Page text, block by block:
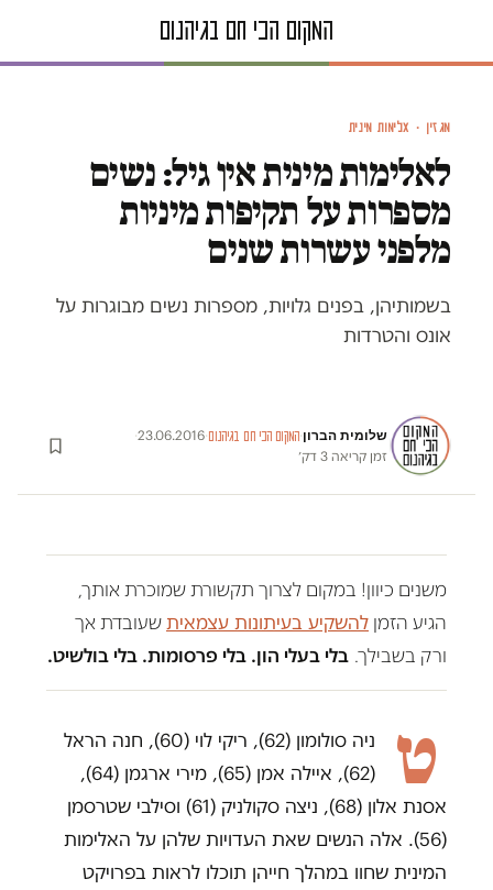
מגזין · אלימות מינית
לאלימות מינית אין גיל: נשים
מספרות על תקיפות מיניות
מלפני עשרות שנים
בשמותיהן, בפנים גלויות, מספרות נשים מבוגרות על
אונס והטרדות
שלומית הברון·המקום הכי חם בגיהנום·
23.06.2016
·
זמן קריאה 3 דק׳
משנים כיוון! במקום לצרוך תקשורת שמוכרת אותך,
הגיע הזמן להשקיע בעיתונות עצמאיתשעובדת אך
ורק בשבילך. בלי בעלי הון. בלי פרסומות. בלי בולשיט.
ט
ניה סולומון (62), ריקי לוי (60), חנה הראל
(62), איילה אמן (65), מירי ארגמן (64),
אסנת אלון (68), ניצה סקולניק (61) וסילבי שטרסמן
(56). אלה הנשים שאת העדויות שלהן על האלימות
המינית שחוו במהלך חייהן תוכלו לראות בפרויקט